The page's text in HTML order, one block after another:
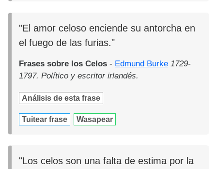
"El amor celoso enciende su antorcha en
el fuego de las furias."
Frases sobre los Celos - Edmund Burke 1729-
1797. Político y escritor irlandés.
Análisis de esta frase
Tuitear frase Wasapear
"Los celos son una falta de estima por la